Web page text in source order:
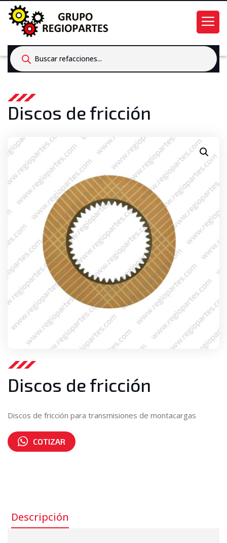
Products
search
Discos de fricción
Discos de fricción
Discos de fricción para transmisiones de montacargas
COTIZAR
Descripción